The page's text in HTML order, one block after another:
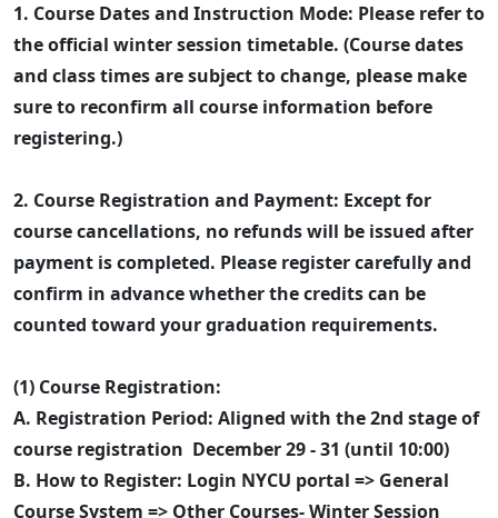
1. Course Dates and Instruction Mode: Please refer to
the official winter session timetable. (Course dates
and class times are subject to change, please make
sure to reconfirm all course information before
registering.)
2. Course Registration and Payment: Except for
course cancellations, no refunds will be issued after
payment is completed. Please register carefully and
confirm in advance whether the credits can be
counted toward your graduation requirements.
(1) Course Registration:
A. Registration Period: Aligned with the 2nd stage of
course registration December 29 - 31 (until 10:00)
B. How to Register: Login NYCU portal => General
Course System => Other Courses- Winter Session